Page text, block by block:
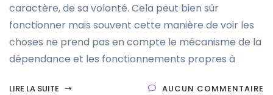
caractère, de sa volonté. Cela peut bien sûr
fonctionner mais souvent cette manière de voir les
choses ne prend pas en compte le mécanisme de la
dépendance et les fonctionnements propres à
LIRE LA SUITE AUCUN COMMENTAIRE